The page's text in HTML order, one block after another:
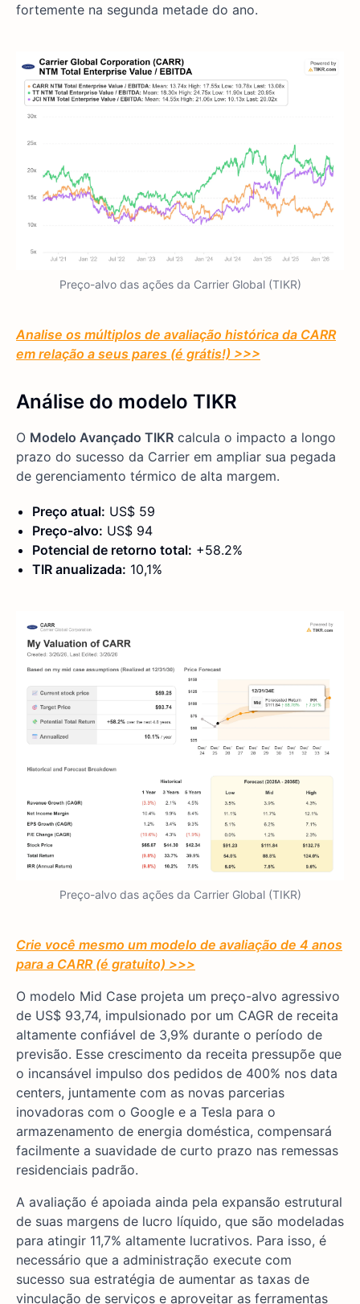
fortemente na segunda metade do ano.
Preço-alvo das ações da Carrier Global (TIKR)
Analise os múltiplos de avaliação histórica da CARR
em relação a seus pares (é grátis!) >>>
Análise do modelo TIKR
O Modelo Avançado TIKR calcula o impacto a longo
prazo do sucesso da Carrier em ampliar sua pegada
de gerenciamento térmico de alta margem.
Preço atual: US$ 59
Preço-alvo: US$ 94
Potencial de retorno total: +58.2%
TIR anualizada: 10,1%
Preço-alvo das ações da Carrier Global (TIKR)
Crie você mesmo um modelo de avaliação de 4 anos
para a CARR (é gratuito) >>>
O modelo Mid Case projeta um preço-alvo agressivo
de US$ 93,74, impulsionado por um CAGR de receita
altamente confiável de 3,9% durante o período de
previsão. Esse crescimento da receita pressupõe que
o incansável impulso dos pedidos de 400% nos data
centers, juntamente com as novas parcerias
inovadoras com o Google e a Tesla para o
armazenamento de energia doméstica, compensará
facilmente a suavidade de curto prazo nas remessas
residenciais padrão.
A avaliação é apoiada ainda pela expansão estrutural
de suas margens de lucro líquido, que são modeladas
para atingir 11,7% altamente lucrativos. Para isso, é
necessário que a administração execute com
sucesso sua estratégia de aumentar as taxas de
vinculação de serviços e aproveitar as ferramentas